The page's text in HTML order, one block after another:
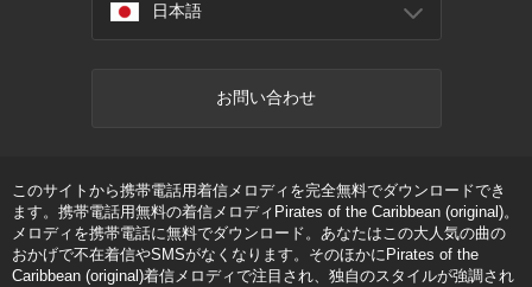
日本語
お問い合わせ
このサイトから携帯電話用着信メロディを完全無料でダウンロードでき
ます。携帯電話用無料の着信メロディPirates of the Caribbean (original)。
メロディを携帯電話に無料でダウンロード。あなたはこの大人気の曲の
おかげで不在着信やSMSがなくなります。そのほかにPirates of the
Caribbean (original)着信メロディで注目され、独自のスタイルが強調され